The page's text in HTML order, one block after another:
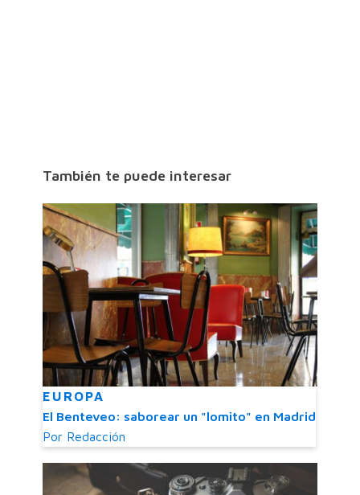
También te puede interesar
EUROPA
El Benteveo: saborear un "lomito" en Madrid
Por Redacción